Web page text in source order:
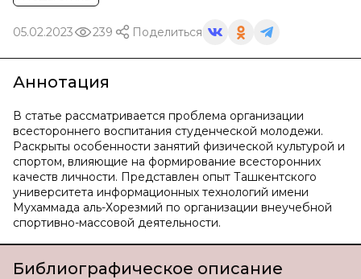
05.02.2023 239 Поделиться
Аннотация
В статье рассматривается проблема организации
всестороннего воспитания студенческой молодежи.
Раскрыты особенности занятий физической культурой и
спортом, влияющие на формирование всесторонних
качеств личности. Представлен опыт Ташкентского
университета информационных технологий имени
Мухаммада аль-Хорезмий по организации внеучебной
спортивно-массовой деятельности.
Библиографическое описание